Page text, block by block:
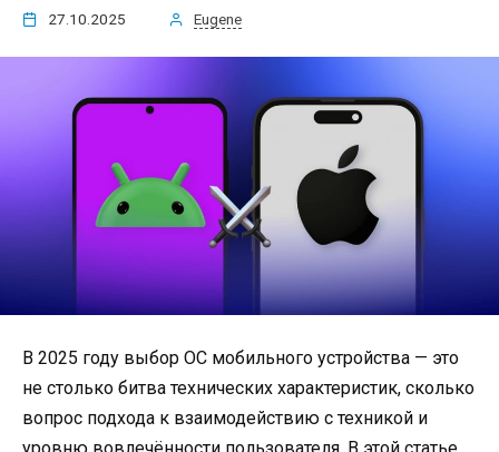
27.10.2025 Eugene
В 2025 году выбор ОС мобильного устройства — это
не столько битва технических характеристик, сколько
вопрос подхода к взаимодействию с техникой и
уровню вовлечённости пользователя. В этой статье